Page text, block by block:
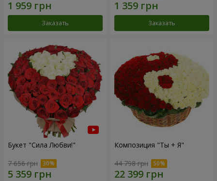
Заказать Заказать
Букет "Сила Любви!"
7 656 грн
Композиция "Ты + Я"
44 798 грн